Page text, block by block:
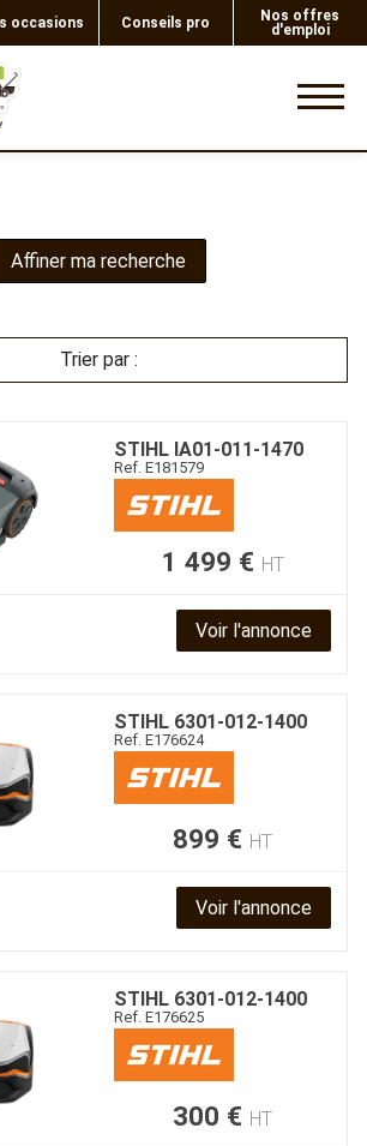
occasions Conseils pro
Nos offres
d'emploi
Trier par :
Affiner ma recherche
STIHL IA01-011-1470
Ref. E181579
1 499 € HT
Voir l'annonce
STIHL 6301-012-1400
Ref. E176624
899 € HT
Voir l'annonce
STIHL 6301-012-1400
Ref. E176625
300 € HT